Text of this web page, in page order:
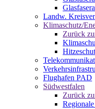
Landw.
Klimaschutz/
Zurück
Flughafen PAD
Südwestfalen
Zurück